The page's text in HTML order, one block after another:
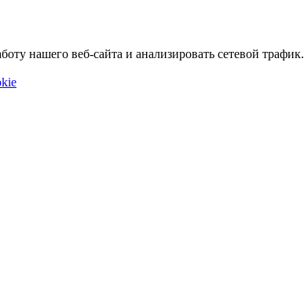
нашего веб-сайта и анализировать сетевой трафик.